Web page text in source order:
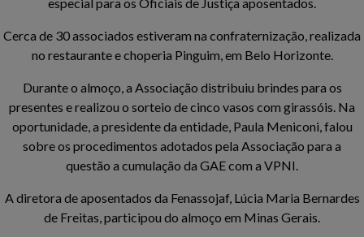
Cerca de 30 associados estiveram na confraternização, realizada
no restaurante e choperia Pinguim, em Belo Horizonte.
Durante o almoço, a Associação distribuiu brindes para os
presentes e realizou o sorteio de cinco vasos com girassóis. Na
oportunidade, a presidente da entidade, Paula Meniconi, falou
sobre os procedimentos adotados pela Associação para a
questão a cumulação da GAE com a VPNI.
A diretora de aposentados da Fenassojaf, Lúcia Maria Bernardes
de Freitas, participou do almoço em Minas Gerais.